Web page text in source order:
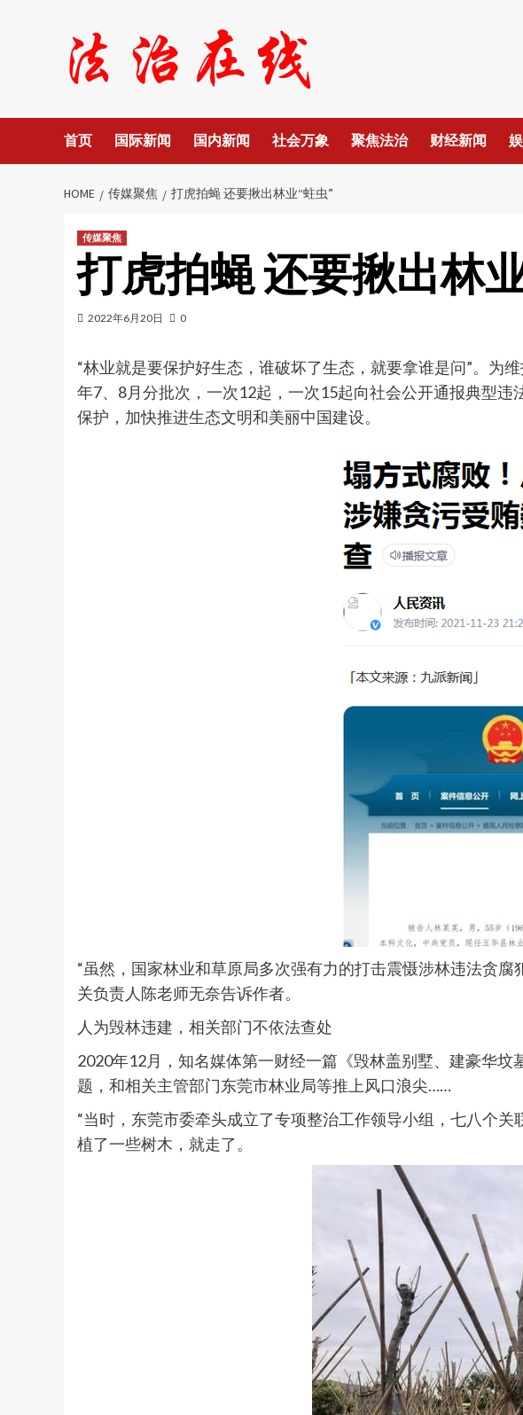
首页 国际新闻 国内新闻 社会万象 聚焦法治 财经新闻
HOME 传媒聚焦 打虎拍蝇 还要揪出林业“蛀虫”
传媒聚焦
打虎拍蝇 还要揪出林
2022年6月20日 0
“林业就是要保护好生态，谁破坏了生态，就要拿谁是问”。为
年7、8月分批次，一次12起，一次15起向社会公开通报典型
保护，加快推进生态文明和美丽中国建设。
“虽然，国家林业和草原局多次强有力的打击震慑涉林违法贪
关负责人陈老师无奈告诉作者。
人为毁林违建，相关部门不依法查处
2020年12月，知名媒体第一财经一篇《毁林盖别墅、建豪华
题，和相关主管部门东莞市林业局等推上风口浪尖……
“当时，东莞市委牵头成立了专项整治工作领导小组，七八个
植了一些树木，就走了。